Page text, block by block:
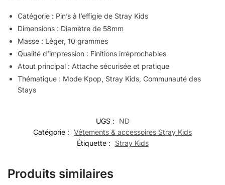
Catégorie : Pin’s à l’effigie de Stray Kids
Dimensions : Diamètre de 58mm
Masse : Léger, 10 grammes
Qualité d’impression : Finitions irréprochables
Atout principal : Attache sécurisée et pratique
Thématique : Mode Kpop, Stray Kids, Communauté des
Stays
UGS :
ND
Catégorie : Vêtements & accessoires Stray Kids
Étiquette :
Stray Kids
Produits similaires